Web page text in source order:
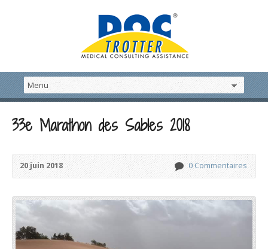
33e Marathon des Sables 2018
20 juin 2018 0 Commentaires